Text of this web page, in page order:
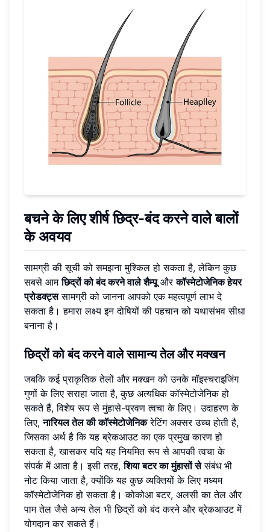
बचने के लिए शीर्ष छिद्र-बंद करने वाले बालों
के अवयव
सामग्री की सूची को समझना मुश्किल हो सकता है, लेकिन कुछ
सबसे आमछिद्रों को बंद करने वाले शैम्पूऔरकॉस्मेटोजेनिक हेयर
प्रोडक्ट्ससामग्री को जानना आपको एक महत्वपूर्ण लाभ दे
सकता है। हमारा लक्ष्य इन दोषियों की पहचान को यथासंभव सीधा
बनाना है।
छिद्रों को बंद करने वाले सामान्य तेल और मक्खन
जबकि कई प्राकृतिक तेलों और मक्खन को उनके मॉइस्चराइजिंग
गुणों के लिए सराहा जाता है, कुछ अत्यधिक कॉस्मेटोजेनिक हो
सकते हैं, विशेष रूप से मुंहासे-प्रवण त्वचा के लिए। उदाहरण के
लिए,नारियल तेल की कॉस्मेटोजेनिकरेटिंग अक्सर उच्च होती है,
जिसका अर्थ है कि यह ब्रेकआउट का एक प्रमुख कारण हो
सकता है, खासकर यदि यह नियमित रूप से आपकी त्वचा के
संपर्क में आता है। इसी तरह,शिया बटर का मुंहासों सेसंबंध भी
नोट किया जाता है, क्योंकि यह कुछ व्यक्तियों के लिए मध्यम
कॉस्मेटोजेनिक हो सकता है। कोकोआ बटर, अलसी का तेल और
पाम तेल जैसे अन्य तेल भी छिद्रों को बंद करने और ब्रेकआउट में
योगदान कर सकते हैं।